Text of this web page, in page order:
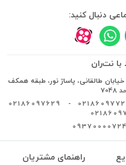
دنبال کنید:
نت‌ران
طالقانی، پاساژ نور، طبقه همکف
02186097629
راهنمای مشتریان